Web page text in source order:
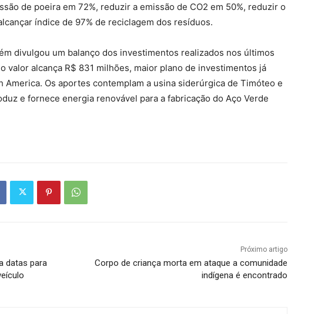
de poeira em 72%, reduzir a emissão de CO2 em 50%, reduzir o
índice de 97% de reciclagem dos resíduos.
divulgou um balanço dos investimentos realizados nos últimos
valor alcança R$ 831 milhões, maior plano de investimentos já
America. Os aportes contemplam a usina siderúrgica de Timóteo e
e fornece energia renovável para a fabricação do Aço Verde
datas para
Próximo artigo
Corpo de criança morta em ataque a comunidade
indígena é encontrado